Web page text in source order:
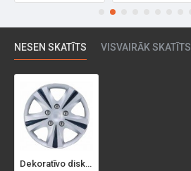
NESEN SKATĪTS VISVAIRĀK SKATĪTS
Dekoratīvo disku uzliku komplekts "TARIFA", 14'', 4 gab